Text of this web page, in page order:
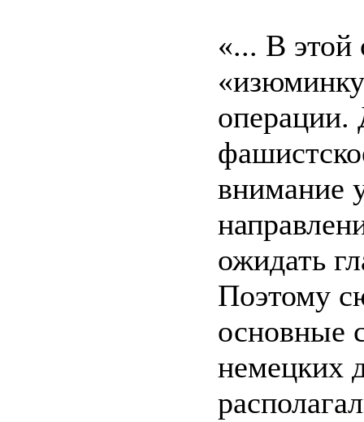
«... В этой
операции.
внимание
ожидать
Поэтому
основные
немецких